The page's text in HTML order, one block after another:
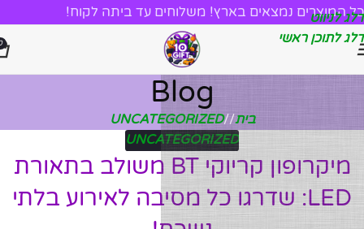
דלג לניווט
דלג לתוכן ראשי
כל המוצרים נמצאים בארץ! משלוחים עד ביתה לקוח!
Blog
בית/
UNCATEGORIZED
UNCATEGORIZED
מיקרופון קריוקי BT משולב בתאורת
LED: שדרגו כל מסיבה לאירוע בלתי